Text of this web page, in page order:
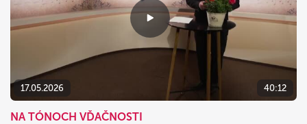
17.05.2026 40:12
NA TÓNOCH VĎAČNOSTI